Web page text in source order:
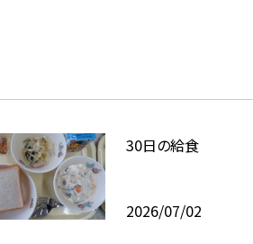
30日の給食
2026/07/02